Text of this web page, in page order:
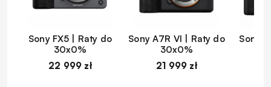
Sony FX5 | Raty do
30x0%
22 999 zł
Sony A7R VI | Raty do
30x0%
21 999 zł
Sony